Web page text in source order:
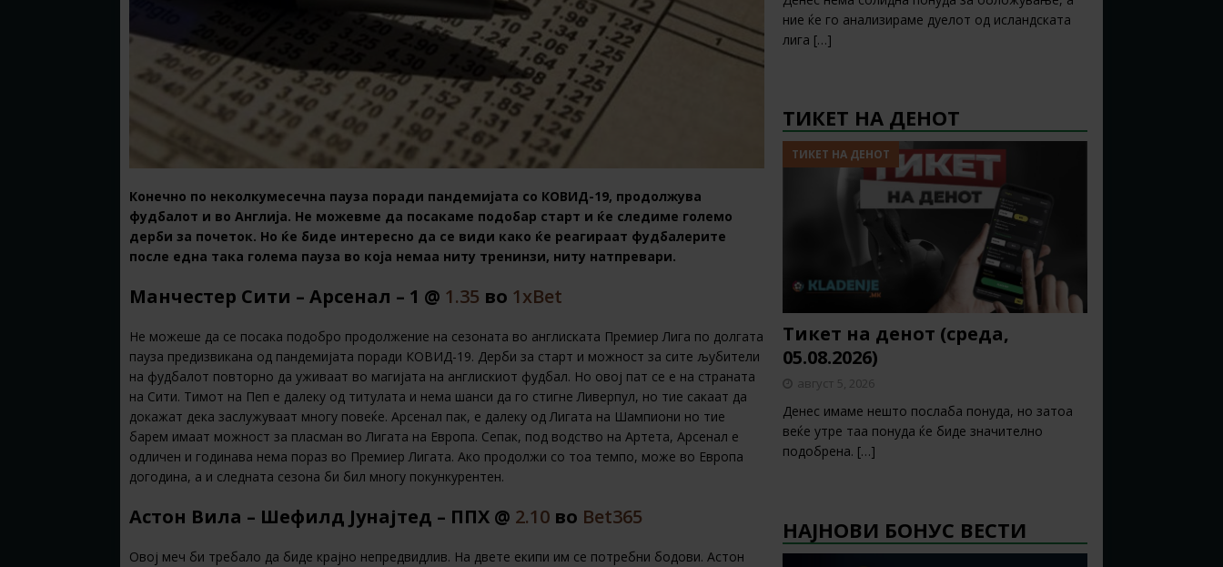
Конечно по неколкумесечна пауза поради пандемијата со КОВИД-19, продолжува
фудбалот и во Англија. Не можевме да посакаме подобар старт и ќе следиме големо
дерби за почеток. Но ќе биде интересно да се види како ќе реагираат фудбалерите
после една така голема пауза во која немаа ниту тренинзи, ниту натпревари.
Манчестер Сити – Арсенал – 1 @ 1.35 во 1хBet
Не можеше да се посака подобро продолжение на сезоната во англиската Премиер Лига по долгата
пауза предизвикана од пандемијата поради КОВИД-19. Дерби за старт и можност за сите љубители
на фудбалот повторно да уживаат во магијата на англискиот фудбал. Но овој пат се е на страната
на Сити. Тимот на Пеп е далеку од титулата и нема шанси да го стигне Ливерпул, но тие сакаат да
докажат дека заслужуваат многу повеќе. Арсенал пак, е далеку од Лигата на Шампиони но тие
барем имаат можност за пласман во Лигата на Европа. Сепак, под водство на Артета, Арсенал е
одличен и годинава нема пораз во Премиер Лигата. Ако продолжи со тоа темпо, може во Европа
догодина, а и следната сезона би бил многу покункурентен.
Астон Вила – Шефилд Јунајтед – ППХ @ 2.10 во Bet365
Овој меч би требало да биде крајно непредвидлив. На двете екипи им се потребни бодови. Астон
ние ќе го анализираме дуелот од исландската
лига […]
ТИКЕТ НА ДЕНОТ
ТИКЕТ НА ДЕНОТ
Тикет на денот (среда,
05.08.2026)
август 5, 2026
Денес имаме нешто послаба понуда, но затоа
веќе утре таа понуда ќе биде значително
подобрена. […]
НАЈНОВИ БОНУС ВЕСТИ